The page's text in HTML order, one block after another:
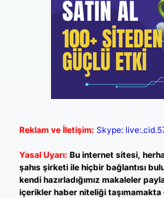
Reklam ve İletişim: Skype:
Yasal Uyarı: Bu internet sitesi,
şahıs şirketi ile hiçbir bağlantısı
kendi hazırladığımız makaleler
içerikler haber niteliği